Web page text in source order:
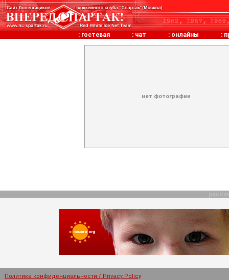
: гостевая : чат : онлайны :
нет фотографии
Политика конфиденциальности / Privacy Policy